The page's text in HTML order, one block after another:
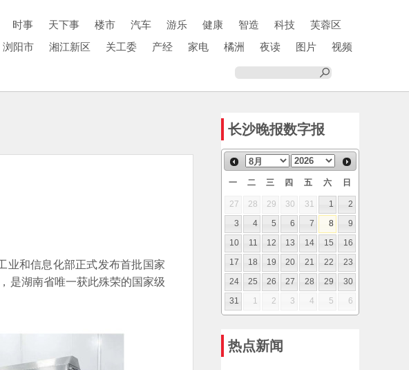
时事 天下事 楼市 汽车 游乐 健康 智造 科技
芙蓉区
浏阳市 湘江新区 关工委 产经 家电 橘洲 夜读 图片
视频
业和信息化部正式发布首批国家
是湖南省唯一获此殊荣的国家级
长沙晚报数字报
一 二 三 四 五 六 日
27 28 29 30 31 1
2
3
4 5 6 7 8
9
10
11 12 13 14 15
16
17
18 19 20 21 22
23
24
25 26 27 28 29
30
31
1 2 3 4 5 6
热点新闻